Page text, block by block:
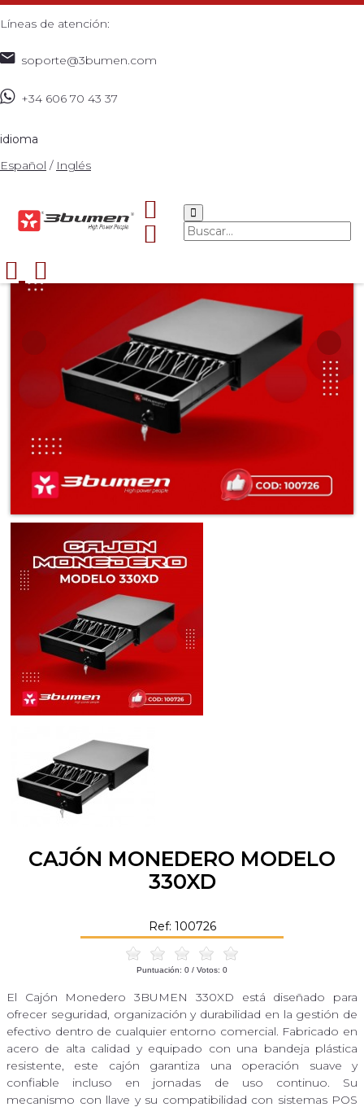
Líneas de atención:
soporte@3bumen.com
+34 606 70 43 37
idioma
Español / Inglés
MODELO 330XD
CAJÓN MONEDERO MODELO
330XD
Ref: 100726
Puntuación: 0 / Votos: 0
El Cajón Monedero 3BUMEN 330XD está diseñado para
ofrecer seguridad, organización y durabilidad en la gestión de
efectivo dentro de cualquier entorno comercial. Fabricado en
acero de alta calidad y equipado con una bandeja plástica
resistente, este cajón garantiza una operación suave y
confiable incluso en jornadas de uso continuo. Su
mecanismo con llave y su compatibilidad con sistemas POS